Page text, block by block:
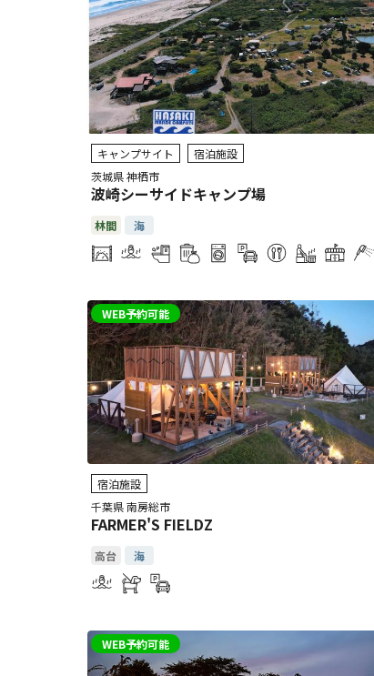
キャンプサイト
宿泊施設
茨城県 神栖市
波崎シーサイドキャンプ場
林間 海
WEB予約可能
宿泊施設
千葉県 南房総市
FARMER'S FIELDZ
高台 海
WEB予約可能